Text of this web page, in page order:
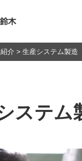
トップメ
金型製造
製品紹介
IRニュー
個人投資
人的資本
鈴木を知
介護等に
介 生産システム製造
ステム